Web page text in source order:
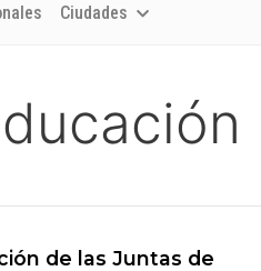
Ciudades
de las Juntas de